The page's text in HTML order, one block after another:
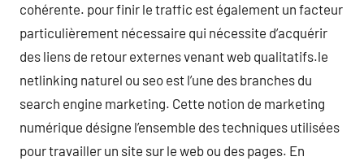
cohérente. pour finir le traffic est également un facteur
particulièrement nécessaire qui nécessite d’acquérir
des liens de retour externes venant web qualitatifs.le
netlinking naturel ou seo est l’une des branches du
search engine marketing. Cette notion de marketing
numérique désigne l’ensemble des techniques utilisées
pour travailler un site sur le web ou des pages. En